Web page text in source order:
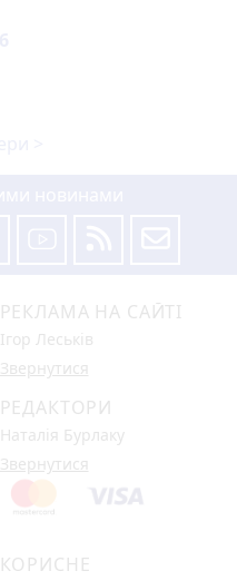
РЕКЛАМА НА САЙТІ
Ігор Леськів
Звернутися
РЕДАКТОРИ
Наталія Бурлаку
Звернутися
КОРИСНЕ